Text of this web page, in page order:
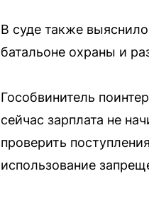
В суде также
батальоне охраны и
Гособвинитель
сейчас зарплата не
проверить
использование